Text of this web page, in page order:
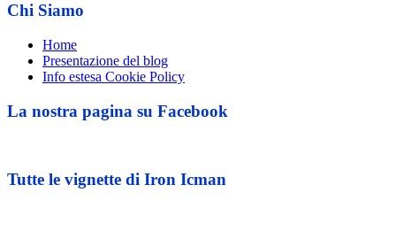
Chi Siamo
Home
Presentazione del blog
Info estesa Cookie Policy
La nostra pagina su Facebook
Tutte le vignette di Iron Icman